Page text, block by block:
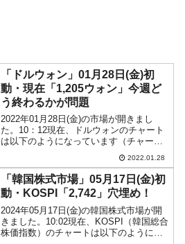
「ドルウォン」01月28日(金)初
動・現在「1,205ウォン」今週ど
う終わるかが問題
2022年01月28日(金)の市場が開きまし
た。10：12現在、ドルウォンのチャート
は以下のようになっています（チャート
は『Investing.com』より引用）。現在
「1ドル＝1,205ウォン」まできており、
日足での直近最高値を抜きにかか...
2022.01.28
「韓国株式市場」05月17日(金)初
動・KOSPI「2,742」穴埋め！
2024年05月17日(金)の韓国株式市場が開
きました。10:02現在、KOSPI（韓国総合
株価指数）のチャートは以下のようにな